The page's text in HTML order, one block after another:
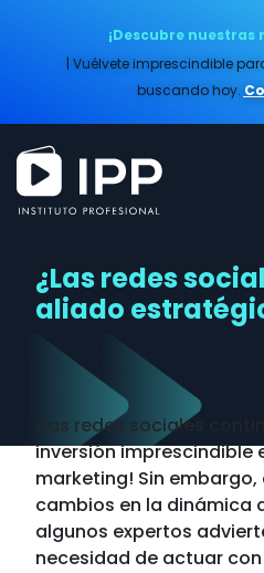
¡Descubre nuestras
| Vuélvete imprescindible
buscando hoy.
¿Las redes
aliado
¡Las redes sociales
inversión imprescindible
marketing! Sin
cambios en la dinámica
algunos expertos
necesidad de actuar